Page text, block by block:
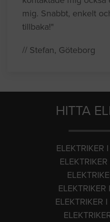
mig. Snabbt, enkelt
tillbaka!"
// Stefan, Göteborg
HITTA
ELEKTRIKER
ELEKTRIKER